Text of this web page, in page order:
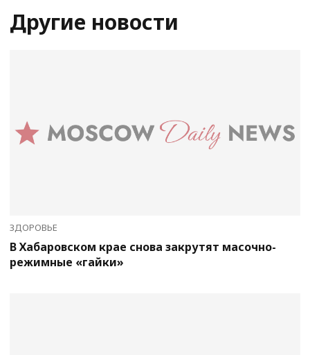
Другие новости
ЗДОРОВЬЕ
В Хабаровском крае снова закрутят масочно-
режимные «гайки»